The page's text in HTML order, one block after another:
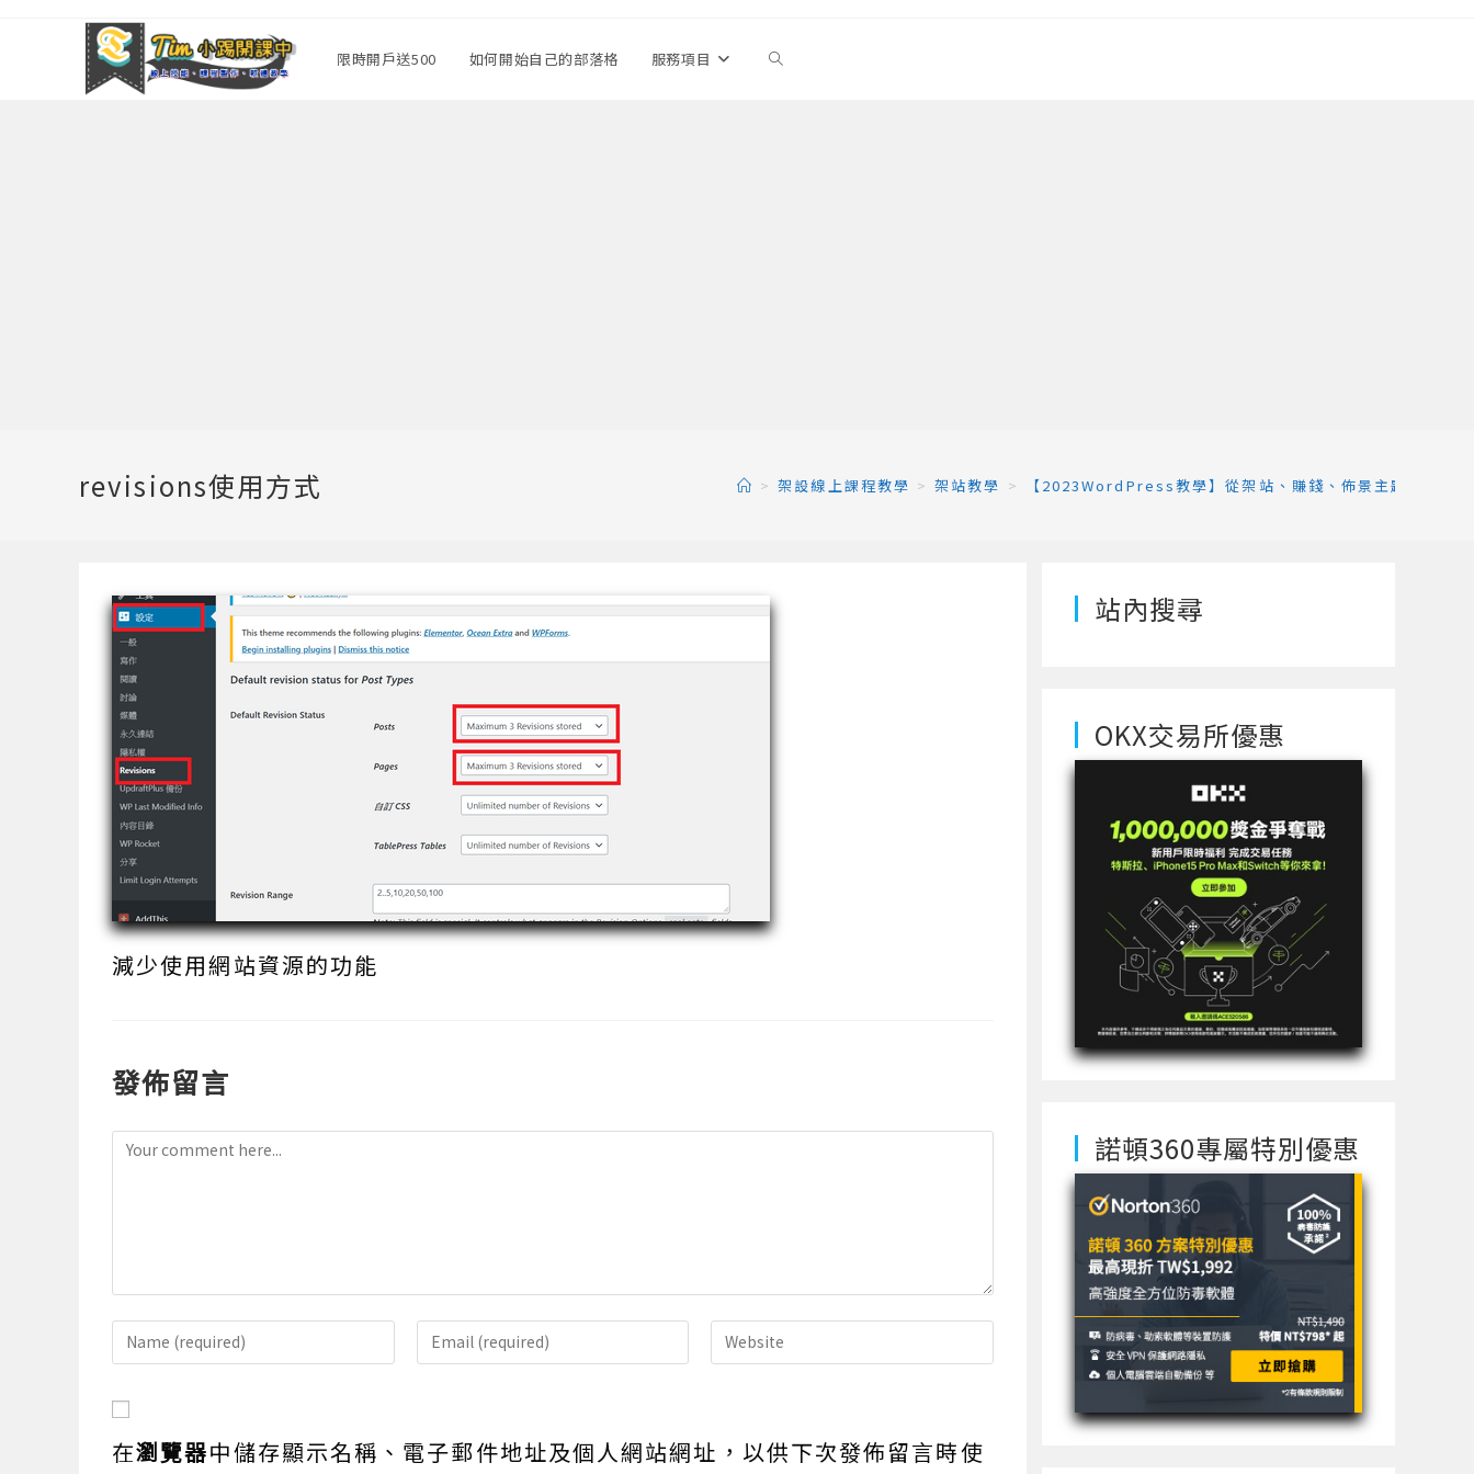
限時開戶送500 如何開始自己的部落格 服務項目 Toggle
revisions使用方式 > 架設線上課程教學 > 架站教學 > 【2023WordPress教學】從架站、賺錢、佈景主題安裝、
減少使用網站資源的功能
發佈留言
Comment
Enter
your
or
username
Enter
your
to
Enter
your
(optional)
在瀏覽器中儲存顯示名稱、電子郵件地址及個人網站網址，以供下次發佈留言時使
站內搜尋
OKX交易所優惠
諾頓360專屬特別優惠